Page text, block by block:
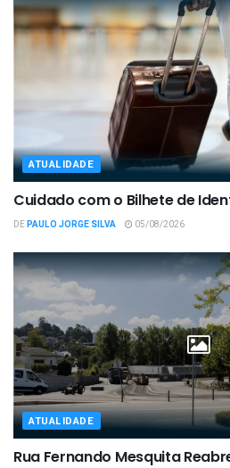
ATUALIDADE
Cuidado com o Bilhete de
DEPAULO JORGE SILVA 05/08/2026
ATUALIDADE
Rua Fernando Mesquita